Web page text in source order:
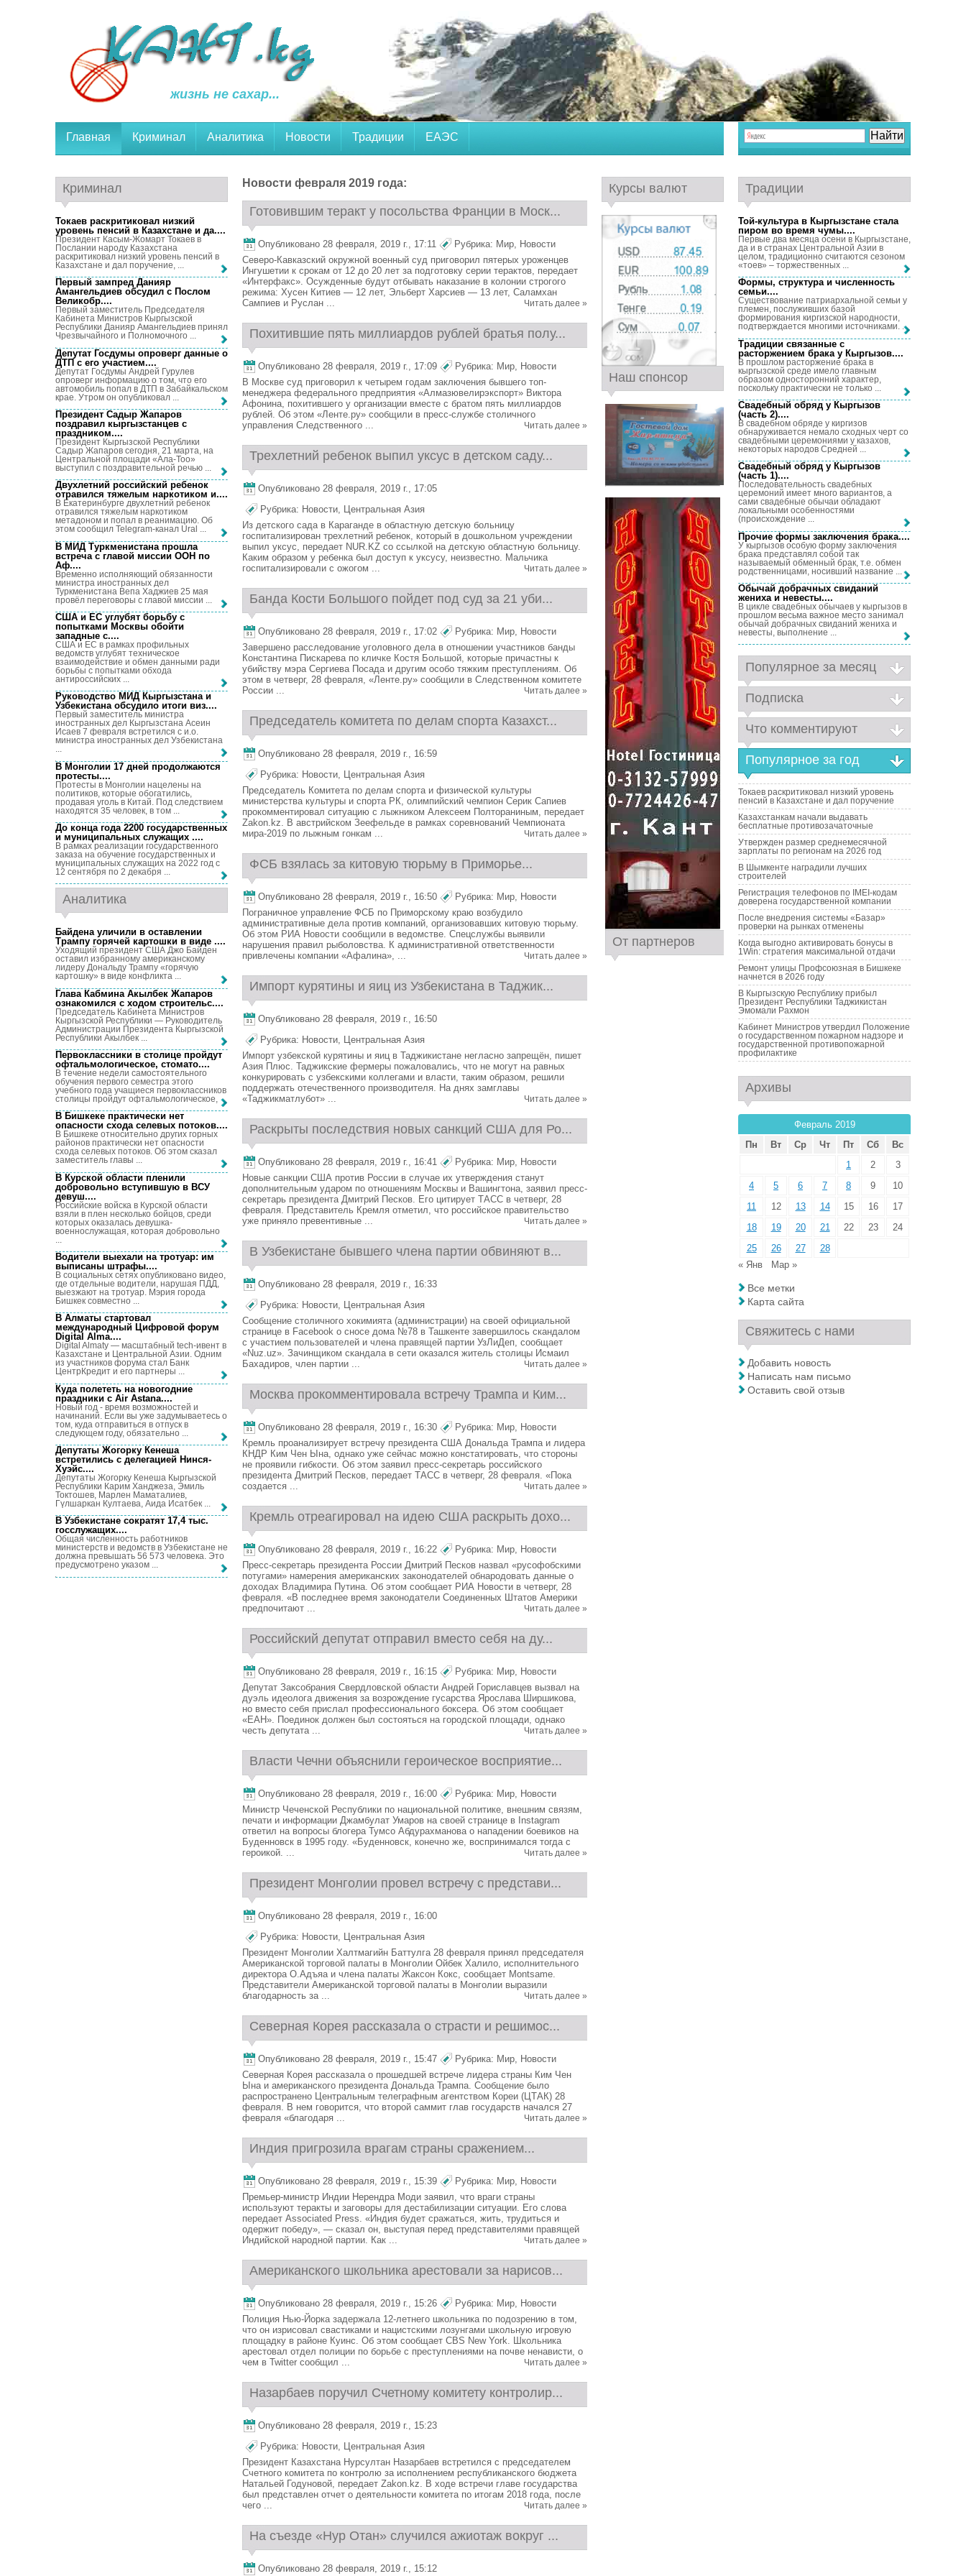
жизнь не сахар...
Главная Криминал Аналитика Новости Традиции ЕАЭС
Новости февраля 2019 годa:
Готовившим теракт у посольства Франции в Моск...
Опубликовано 28 февраля, 2019 г., 17:11 Рубрика: Мир, Новости
Северо-Кавказский окружной военный суд приговорил пятерых уроженцев
Ингушетии к срокам от 12 до 20 лет за подготовку серии терактов, передает
«Интерфакс». Осужденные будут отбывать наказание в колонии строгого
режима: Хусен Китиев — 12 лет, Эльберт Харсиев — 13 лет, Саламхан
Сампиев и Руслан ...
Читать далее »
Похитившие пять миллиардов рублей братья полу...
Опубликовано 28 февраля, 2019 г., 17:09 Рубрика: Мир, Новости
В Москве суд приговорил к четырем годам заключения бывшего топ-
менеджера федерального предприятия «Алмазювелирэкспорт» Виктора
Афонина, похитившего у организации вместе с братом пять миллиардов
рублей. Об этом «Ленте.ру» сообщили в пресс-службе столичного
управления Следственного ...
Читать далее »
Трехлетний ребенок выпил уксус в детском саду...
Опубликовано 28 февраля, 2019 г., 17:05
Рубрика: Новости, Центральная Азия
Из детского сада в Караганде в областную детскую больницу
госпитализирован трехлетний ребенок, который в дошкольном учреждении
выпил уксус, передает NUR.KZ со ссылкой на детскую областную больницу.
Каким образом у ребенка был доступ к уксусу, неизвестно. Мальчика
госпитализировали с ожогом ...
Читать далее »
Банда Кости Большого пойдет под суд за 21 уби...
Опубликовано 28 февраля, 2019 г., 17:02 Рубрика: Мир, Новости
Завершено расследование уголовного дела в отношении участников банды
Константина Пискарева по кличке Костя Большой, которые причастны к
убийству мэра Сергиева Посада и другим особо тяжким преступлениям. Об
этом в четверг, 28 февраля, «Ленте.ру» сообщили в Следственном комитете
России ...
Читать далее »
Председатель комитета по делам спорта Казахст...
Опубликовано 28 февраля, 2019 г., 16:59
Рубрика: Новости, Центральная Азия
Председатель Комитета по делам спорта и физической культуры
министерства культуры и спорта РК, олимпийский чемпион Серик Сапиев
прокомментировал ситуацию с лыжником Алексеем Полтораниным, передает
Zakon.kz. В австрийском Зеефельде в рамках соревнований Чемпионата
мира-2019 по лыжным гонкам ...
Читать далее »
ФСБ взялась за китовую тюрьму в Приморье...
Опубликовано 28 февраля, 2019 г., 16:50 Рубрика: Мир, Новости
Пограничное управление ФСБ по Приморскому краю возбудило
административные дела против компаний, организовавших китовую тюрьму.
Об этом РИА Новости сообщили в ведомстве. Спецслужбы выявили
нарушения правил рыболовства. К административной ответственности
привлечены компании «Афалина», ...
Читать далее »
Импорт курятины и яиц из Узбекистана в Таджик...
Опубликовано 28 февраля, 2019 г., 16:50
Рубрика: Новости, Центральная Азия
Импорт узбекской курятины и яиц в Таджикистане негласно запрещён, пишет
Азия Плюс. Таджикские фермеры пожаловались, что не могут на равных
конкурировать с узбекскими коллегами и власти, таким образом, решили
поддержать отечественного производителя. На днях замглавы
«Таджикматлубот» ...
Читать далее »
Раскрыты последствия новых санкций США для Ро...
Опубликовано 28 февраля, 2019 г., 16:41 Рубрика: Мир, Новости
Новые санкции США против России в случае их утверждения станут
дополнительным ударом по отношениям Москвы и Вашингтона, заявил пресс-
секретарь президента Дмитрий Песков. Его цитирует ТАСС в четверг, 28
февраля. Представитель Кремля отметил, что российское правительство
уже приняло превентивные ...
Читать далее »
В Узбекистане бывшего члена партии обвиняют в...
Опубликовано 28 февраля, 2019 г., 16:33
Рубрика: Новости, Центральная Азия
Сообщение столичного хокимията (администрации) на своей официальной
странице в Facebook о сносе дома №78 в Ташкенте завершилось скандалом
с участием пользователей и члена правящей партии УзЛиДеп, сообщает
«Nuz.uz». Зачинщиком скандала в сети оказался житель столицы Исмаил
Бахадиров, член партии ...
Читать далее »
Москва прокомментировала встречу Трампа и Ким...
Опубликовано 28 февраля, 2019 г., 16:30 Рубрика: Мир, Новости
Кремль проанализирует встречу президента США Дональда Трампа и лидера
КНДР Ким Чен Ына, однако уже сейчас можно констатировать, что стороны
не проявили гибкости. Об этом заявил пресс-секретарь российского
президента Дмитрий Песков, передает ТАСС в четверг, 28 февраля. «Пока
создается ...
Читать далее »
Кремль отреагировал на идею США раскрыть дохо...
Опубликовано 28 февраля, 2019 г., 16:22 Рубрика: Мир, Новости
Пресс-секретарь президента России Дмитрий Песков назвал «русофобскими
потугами» намерения американских законодателей обнародовать данные о
доходах Владимира Путина. Об этом сообщает РИА Новости в четверг, 28
февраля. «В последнее время законодатели Соединенных Штатов Америки
предпочитают ...
Читать далее »
Российский депутат отправил вместо себя на ду...
Опубликовано 28 февраля, 2019 г., 16:15 Рубрика: Мир, Новости
Депутат Заксобрания Свердловской области Андрей Гориславцев вызвал на
дуэль идеолога движения за возрождение гусарства Ярослава Ширшикова,
но вместо себя прислал профессионального боксера. Об этом сообщает
«ЕАН». Поединок должен был состояться на городской площади, однако
честь депутата ...
Читать далее »
Власти Чечни объяснили героическое восприятие...
Опубликовано 28 февраля, 2019 г., 16:00 Рубрика: Мир, Новости
Министр Чеченской Республики по национальной политике, внешним связям,
печати и информации Джамбулат Умаров на своей странице в Instagram
ответил на вопросы блогера Тумсо Абдурахманова о нападении боевиков на
Буденновск в 1995 году. «Буденновск, конечно же, воспринимался тогда с
героикой. ...
Читать далее »
Президент Монголии провел встречу с представи...
Опубликовано 28 февраля, 2019 г., 16:00
Рубрика: Новости, Центральная Азия
Президент Монголии Халтмагийн Баттулга 28 февраля принял председателя
Американской торговой палаты в Монголии Ойбек Халило, исполнительного
директора О.Адъяа и члена палаты Жаксон Кокс, сообщает Montsame.
Представители Американской торговой палаты в Монголии выразили
благодарность за ...
Читать далее »
Северная Корея рассказала о страсти и решимос...
Опубликовано 28 февраля, 2019 г., 15:47 Рубрика: Мир, Новости
Северная Корея рассказала о прошедшей встрече лидера страны Ким Чен
Ына и американского президента Дональда Трампа. Сообщение было
распространено Центральным телеграфным агентством Кореи (ЦТАК) 28
февраля. В нем говорится, что второй саммит глав государств начался 27
февраля «благодаря ...
Читать далее »
Индия пригрозила врагам страны сражением...
Опубликовано 28 февраля, 2019 г., 15:39 Рубрика: Мир, Новости
Премьер-министр Индии Нерендра Моди заявил, что враги страны
используют теракты и заговоры для дестабилизации ситуации. Его слова
передает Associated Press. «Индия будет сражаться, жить, трудиться и
одержит победу», — сказал он, выступая перед представителями правящей
Индийской народной партии. Как ...
Читать далее »
Американского школьника арестовали за нарисов...
Опубликовано 28 февраля, 2019 г., 15:26 Рубрика: Мир, Новости
Полиция Нью-Йорка задержала 12-летнего школьника по подозрению в том,
что он изрисовал свастиками и нацистскими лозунгами школьную игровую
площадку в районе Куинс. Об этом сообщает CBS New York. Школьника
арестовал отдел полиции по борьбе с преступлениями на почве ненависти, о
чем в Twitter сообщил ...
Читать далее »
Назарбаев поручил Счетному комитету контролир...
Опубликовано 28 февраля, 2019 г., 15:23
Рубрика: Новости, Центральная Азия
Президент Казахстана Нурсултан Назарбаев встретился с председателем
Счетного комитета по контролю за исполнением республиканского бюджета
Натальей Годуновой, передает Zakon.kz. В ходе встречи главе государства
был представлен отчет о деятельности комитета по итогам 2018 года, после
чего ...
Читать далее »
На съезде «Нур Отан» случился ажиотаж вокруг ...
Опубликовано 28 февраля, 2019 г., 15:12
Криминал
Токаев раскритиковал низкий
уровень пенсий в Казахстане и да....
Президент Касым-Жомарт Токаев в
Послании народу Казахстана
раскритиковал низкий уровень пенсий в
Казахстане и дал поручение, ...
Первый зампред Данияр
Амангельдиев обсудил с Послом
Великобр....
Первый заместитель Председателя
Кабинета Министров Кыргызской
Республики Данияр Амангельдиев принял
Чрезвычайного и Полномочного ...
Депутат Госдумы опроверг данные о
ДТП с его участием....
Депутат Госдумы Андрей Гурулев
опроверг информацию о том, что его
автомобиль попал в ДТП в Забайкальском
крае. Утром он опубликовал ...
Президент Садыр Жапаров
поздравил кыргызстанцев с
праздником....
Президент Кыргызской Республики
Садыр Жапаров сегодня, 21 марта, на
Центральной площади «Ала-Тоо»
выступил с поздравительной речью ...
Двухлетний российский ребенок
отравился тяжелым наркотиком и....
В Екатеринбурге двухлетний ребенок
отравился тяжелым наркотиком
метадоном и попал в реанимацию. Об
этом сообщил Telegram-канал Ural ...
В МИД Туркменистана прошла
встреча с главой миссии ООН по
Аф....
Временно исполняющий обязанности
министра иностранных дел
Туркменистана Вепа Хаджиев 25 мая
провёл переговоры с главой миссии ...
США и ЕС углубят борьбу с
попытками Москвы обойти
западные с....
США и ЕС в рамках профильных
ведомств углубят техническое
взаимодействие и обмен данными ради
борьбы с попытками обхода
антироссийских ...
Руководство МИД Кыргызстана и
Узбекистана обсудило итоги виз....
Первый заместитель министра
иностранных дел Кыргызстана Асеин
Исаев 7 февраля встретился с и.о.
министра иностранных дел Узбекистана
...
В Монголии 17 дней продолжаются
протесты....
Протесты в Монголии нацелены на
политиков, которые обогатились,
продавая уголь в Китай. Под следствием
находятся 35 человек, в том ...
До конца года 2200 государственных
и муниципальных служащих ....
В рамках реализации государственного
заказа на обучение государственных и
муниципальных служащих на 2022 год с
12 сентября по 2 декабря ...
Аналитика
Байдена уличили в оставлении
Трампу горячей картошки в виде ....
Уходящий президент США Джо Байден
оставил избранному американскому
лидеру Дональду Трампу «горячую
картошку» в виде конфликта ...
Глава Кабмина Акылбек Жапаров
ознакомился с ходом строительс....
Председатель Кабинета Министров
Кыргызской Республики — Руководитель
Администрации Президента Кыргызской
Республики Акылбек ...
Первоклассники в столице пройдут
офтальмологическое, стомато....
В течение недели самостоятельного
обучения первого семестра этого
учебного года учащиеся первоклассников
столицы пройдут офтальмологическое, ...
В Бишкеке практически нет
опасности схода селевых потоков....
В Бишкеке относительно других горных
районов практически нет опасности
схода селевых потоков. Об этом сказал
заместитель главы ...
В Курской области пленили
добровольно вступившую в ВСУ
девуш....
Российские войска в Курской области
взяли в плен несколько бойцов, среди
которых оказалась девушка-
военнослужащая, которая добровольно
Водители выехали на тротуар: им
выписаны штрафы....
В социальных сетях опубликовано видео,
где отдельные водители, нарушая ПДД,
выезжают на тротуар. Мэрия города
Бишкек совместно ...
В Алматы стартовал
международный Цифровой форум
Digital Alma....
Digital Almaty — масштабный tech-ивент в
Казахстане и Центральной Азии. Одним
из участников форума стал Банк
ЦентрКредит и его партнеры ...
Куда полететь на новогодние
праздники с Air Astana....
Новый год - время возможностей и
начинаний. Если вы уже задумываетесь о
том, куда отправиться в отпуск в
следующем году, обязательно ...
Депутаты Жогорку Кенеша
встретились с делегацией Нинся-
Хуэйс....
Депутаты Жогорку Кенеша Кыргызской
Республики Карим Ханджеза, Эмиль
Токтошев, Марлен Маматалиев,
Гүлшаркан Култаева, Аида Исатбек ...
В Узбекистане сократят 17,4 тыс.
госслужащих....
Общая численность работников
министерств и ведомств в Узбекистане не
должна превышать 56 573 человека. Это
предусмотрено указом ...
Курсы валют
Наш спонсор
От партнеров
Традиции
Той-культура в Кыргызстане стала
пиром во время чумы....
Первые два месяца осени в Кыргызстане,
да и в странах Центральной Азии в
целом, традиционно считаются сезоном
«тоев» – торжественных ...
Формы, структура и численность
семьи....
Существование патриархальной семьи у
племен, послуживших базой
формирования киргизской народности,
подтверждается многими источниками. ...
Традиции связанные с
расторжением брака у Кыргызов....
В прошлом расторжение брака в
кыргызской среде имело главным
образом односторонний характер,
поскольку практически не только ...
Свадебный обряд у Кыргызов
(часть 2)....
В свадебном обряде у киргизов
обнаруживается немало сходных черт со
свадебными церемониями у казахов,
некоторых народов Средней ...
Свадебный обряд у Кыргызов
(часть 1)....
Последовательность свадебных
церемоний имеет много вариантов, а
сами свадебные обычаи обладают
локальными особенностями
(происхождение ...
Прочие формы заключения брака....
У кыргызов особую форму заключения
брака представлял собой так
называемый обменный брак, т.е. обмен
родственницами, носивший название ...
Обычай добрачных свиданий
жениха и невесты....
В цикле свадебных обычаев у кыргызов в
прошлом весьма важное место занимал
обычай добрачных свиданий жениха и
невесты, выполнение ...
Популярное за месяц
Подписка
Что комментируют
Популярное за год
Токаев раскритиковал низкий уровень
пенсий в Казахстане и дал поручение
Казахстанкам начали выдавать
бесплатные противозачаточные
Утвержден размер среднемесячной
зарплаты по регионам на 2026 год
В Шымкенте наградили лучших
строителей
Регистрация телефонов по IMEI-кодам
доверена государственной компании
После внедрения системы «Базар»
проверки на рынках отменены
Когда выгодно активировать бонусы в
1Win: стратегия максимальной отдачи
Ремонт улицы Профсоюзная в Бишкеке
начнется в 2026 году
В Кыргызскую Республику прибыл
Президент Республики Таджикистан
Эмомали Рахмон
Кабинет Министров утвердил Положение
о государственном пожарном надзоре и
государственной противопожарной
профилактике
Архивы
Февраль 2019
Пн
Вт Ср Чт Пт Сб
Вс
1
2
3
4
5 6 7 8 9
10
11
12 13 14 15 16
17
18
19 20 21 22 23
24
25
26 27
28
« Янв
Мар »
Все метки
Карта сайта
Свяжитесь с нами
Добавить новость
Написать нам письмо
Оставить свой отзыв